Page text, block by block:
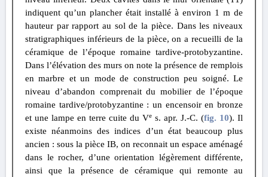
indiquent qu’un plancher était installé à environ 1 m de
hauteur par rapport au sol de la pièce. Dans les niveaux
stratigraphiques inférieurs de la pièce, on a recueilli de la
céramique de l’époque romaine tardive-protobyzantine.
Dans l’élévation des murs on note la présence de remplois
en marbre et un mode de construction peu soigné. Le
niveau d’abandon comprenait du mobilier de l’époque
romaine tardive/protobyzantine : un encensoir en bronze
et une lampe en terre cuite du Ve s. apr. J.-C. (fig. 10). Il
existe néanmoins des indices d’un état beaucoup plus
ancien : sous la pièce IB, on reconnait un espace aménagé
dans le rocher, d’une orientation légèrement différente,
ainsi que la présence de céramique qui remonte au